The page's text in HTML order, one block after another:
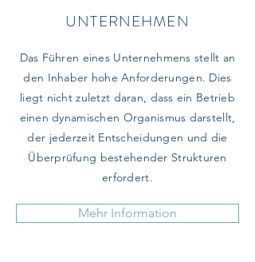
UNTERNEHMEN
Das Führen eines Unternehmens stellt an
den Inhaber hohe Anforderungen. Dies
liegt nicht zuletzt daran, dass ein Betrieb
einen dynamischen Organismus darstellt,
der jederzeit Entscheidungen und die
Überprüfung bestehender Strukturen
erfordert.
Mehr Information